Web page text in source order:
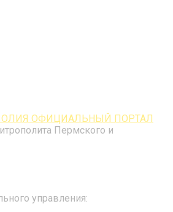
ОФИЦИАЛЬНЫЙ ПОРТАЛ
Пермского и
управления: